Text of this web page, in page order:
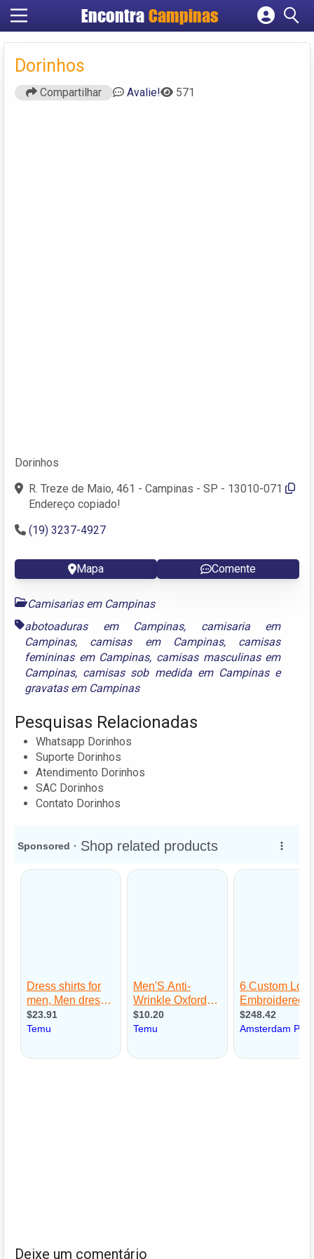
Encontra Campinas
Cadastrar empresa
Dorinhos
Compartilhar Avalie! 571
Dorinhos
R. Treze de Maio, 461 - Campinas - SP - 13010-071
Endereço copiado!
(19) 3237-4927
Mapa Comente
Camisarias em Campinas
abotoaduras em Campinas, camisaria em
Campinas, camisas em Campinas, camisas
femininas em Campinas, camisas masculinas em
Campinas, camisas sob medida em Campinase
gravatas em Campinas
Pesquisas Relacionadas
Whatsapp Dorinhos
Suporte Dorinhos
Atendimento Dorinhos
SAC Dorinhos
Contato Dorinhos
Deixe um comentário